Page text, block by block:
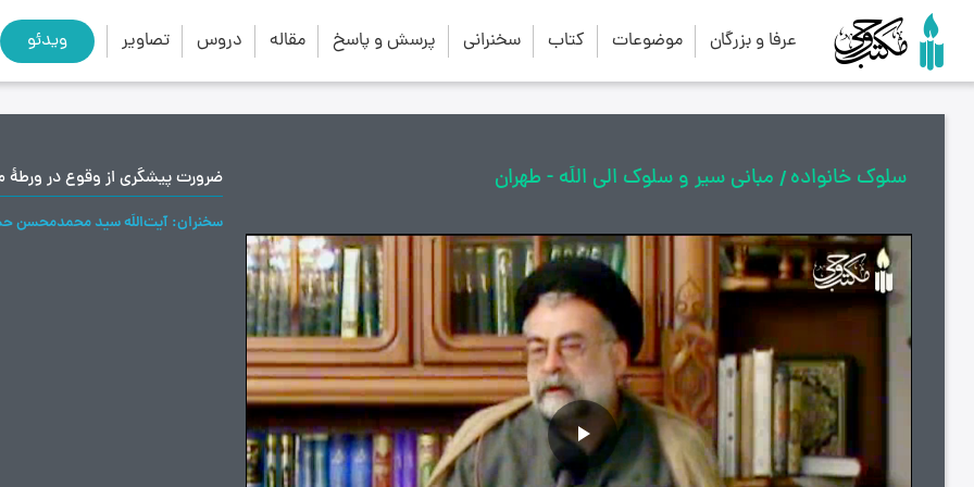
عرفا و بزرگان موضوعات کتاب سخنرانی پرسش و پاسخ مقاله دروس تصاویر ویدئو search
close
سلوک خانواده مبانی سیر و سلوک الی اللَه - طهران
پخش
سخنران آیت‌اللَه سید محمدمحسن